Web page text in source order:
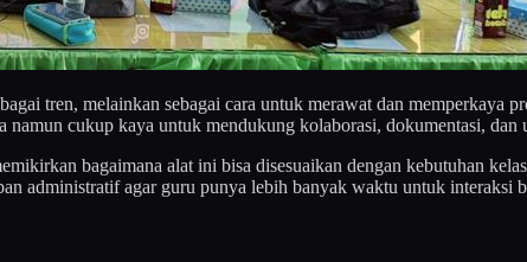
tren, melainkan sebagai cara untuk merawat dan memperkaya
cukup kaya untuk mendukung kolaborasi, dokumentasi,
bagaimana alat ini bisa disesuaikan dengan kebutuhan
administratif agar guru punya lebih banyak waktu untuk interaksi